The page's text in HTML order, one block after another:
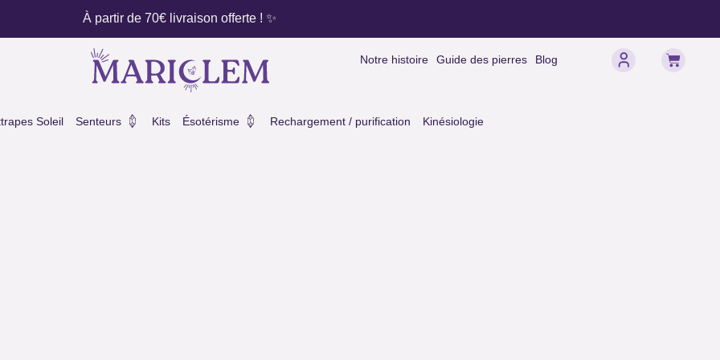
À partir de 70€ livraison offerte ! ✨
Notre histoire Guide des pierres Blog Panier
Soleil Senteurs Ouvrir Senteurs
Kits Ésotérisme Ouvrir Ésotérisme
Rechargement / purification Kinésiologie